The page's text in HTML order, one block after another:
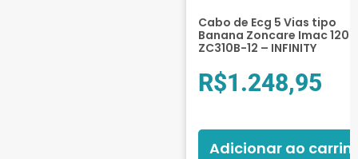
Cabo de Ecg 5 Vias tipo
Banana Zoncare Imac 120
ZC310B-12 – INFINITY
R$1.248,95
Adicionar ao